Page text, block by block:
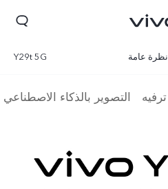
Y29t 5G نظرة عامة
ترفيه التصوير بالذكاء الاصطناعي